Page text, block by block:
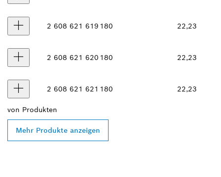
2 608 621 619 180 22,23
2 608 621 620 180 22,23
2 608 621 621 180 22,23
von Produkten
Mehr Produkte anzeigen